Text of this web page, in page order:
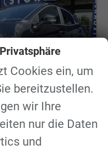
Cookies ein, um
bereitzustellen.
wir Ihre
nur die Daten
und